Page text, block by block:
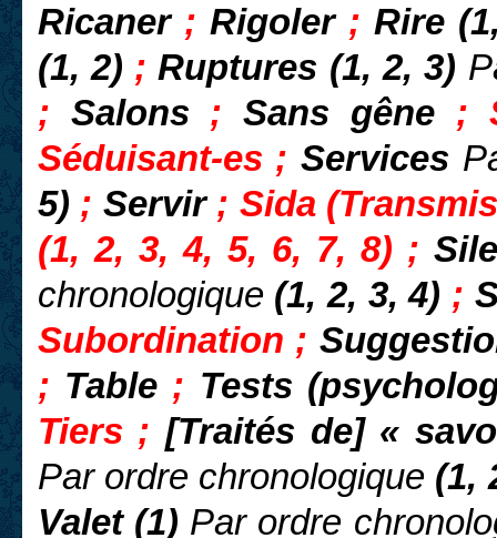
Ricaner ; Rigoler; Rire
(1, 2) ;Ruptures (1, 2, 3)
; Salons ;Sans gêne ;
Séduisant-es ; Services
5) ; Servir; Sida
(1, 2, 3, 4, 5, 6, 7, 8) ;
chronologique(1, 2, 3, 4) ;
Subordination ;
; Table ; Tests
Tiers ; [Traités de] «
Par ordre chronologique (1,
Valet (1) Par ordre